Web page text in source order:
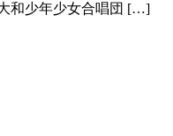
和少年少女合唱団 […]